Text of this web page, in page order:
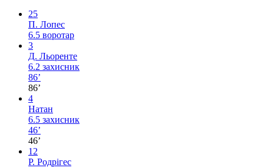
25
П. Лопес
6.5 воротар
3
Д. Льоренте
6.2 захисник
86’
86’
4
Натан
6.5 захисник
46’
46’
12
Р. Родрігес